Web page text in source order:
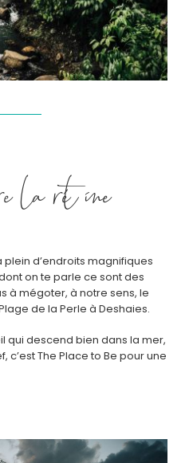
la rétine
plein d’endroits magnifiques
on te parle ce sont des
à mégoter, à notre sens, le
de la Perle à Deshaies.
qui descend bien dans la mer,
c’est The Place to Be pour une